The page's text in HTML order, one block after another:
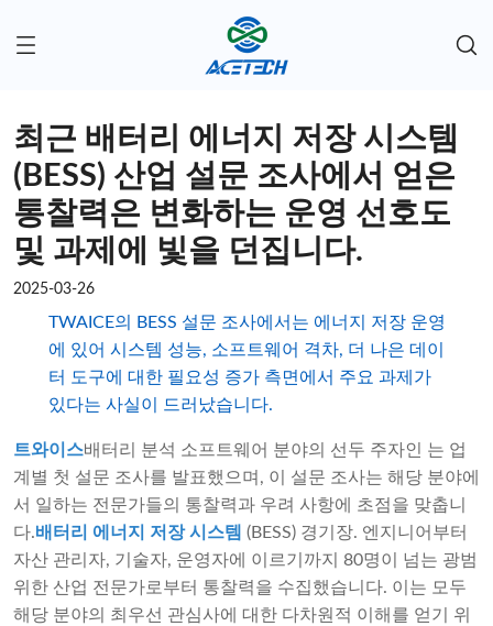
최근 배터리 에너지 저장 시스템
(BESS) 산업 설문 조사에서 얻은
통찰력은 변화하는 운영 선호도
및 과제에 빛을 던집니다.
2025-03-26
TWAICE의 BESS 설문 조사에서는 에너지 저장 운영
에 있어 시스템 성능, 소프트웨어 격차, 더 나은 데이
터 도구에 대한 필요성 증가 측면에서 주요 과제가
있다는 사실이 드러났습니다.
트와이스배터리 분석 소프트웨어 분야의 선두 주자인 는 업
계별 첫 설문 조사를 발표했으며, 이 설문 조사는 해당 분야에
서 일하는 전문가들의 통찰력과 우려 사항에 초점을 맞춥니
다.배터리 에너지 저장 시스템 (BESS) 경기장. 엔지니어부터
자산 관리자, 기술자, 운영자에 이르기까지 80명이 넘는 광범
위한 산업 전문가로부터 통찰력을 수집했습니다. 이는 모두
해당 분야의 최우선 관심사에 대한 다차원적 이해를 얻기 위